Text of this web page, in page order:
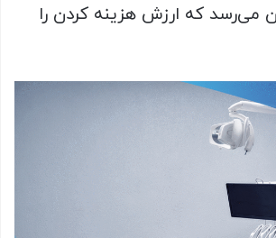
می‌رسد که ارزش هزینه کردن را